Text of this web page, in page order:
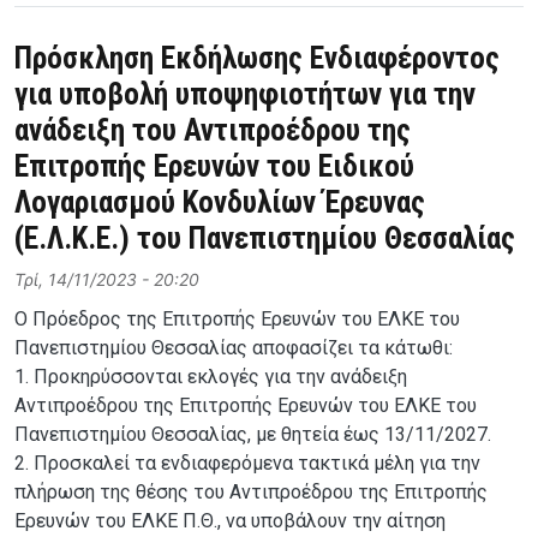
Πρόσκληση Εκδήλωσης Ενδιαφέροντος
για υποβολή υποψηφιοτήτων για την
ανάδειξη του Αντιπροέδρου της
Επιτροπής Ερευνών του Ειδικού
Λογαριασμού Κονδυλίων Έρευνας
(Ε.Λ.Κ.Ε.) του Πανεπιστημίου Θεσσαλίας
Τρί, 14/11/2023 - 20:20
Ο Πρόεδρος της Επιτροπής Ερευνών του ΕΛΚΕ του
Πανεπιστημίου Θεσσαλίας αποφασίζει τα κάτωθι:
1. Προκηρύσσονται εκλογές για την ανάδειξη
Αντιπροέδρου της Επιτροπής Ερευνών του ΕΛΚΕ του
Πανεπιστημίου Θεσσαλίας, με θητεία έως 13/11/2027.
2. Προσκαλεί τα ενδιαφερόμενα τακτικά μέλη για την
πλήρωση της θέσης του Αντιπροέδρου της Επιτροπής
Ερευνών του ΕΛΚΕ Π.Θ., να υποβάλουν την αίτηση